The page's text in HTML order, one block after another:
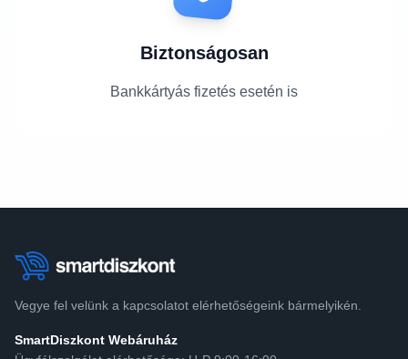
Biztonságosan
Bankkártyás fizetés esetén is
Vegye fel velünk a kapcsolatot elérhetőségeink bármelyikén.
SmartDiszkont Webáruház